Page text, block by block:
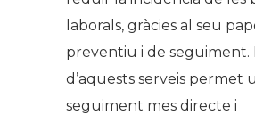
laborals, gràcies al seu
preventiu i de seguiment.
d’aquests serveis permet
seguiment mes directe i